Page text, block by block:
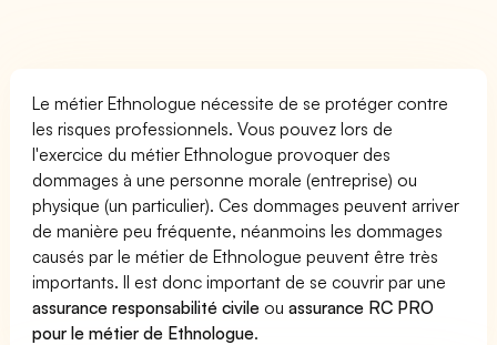
Le métier Ethnologue nécessite de se protéger contre
les risques professionnels. Vous pouvez lors de
l'exercice du métier Ethnologue provoquer des
dommages à une personne morale (entreprise) ou
physique (un particulier). Ces dommages peuvent arriver
de manière peu fréquente, néanmoins les dommages
causés par le métier de Ethnologue peuvent être très
importants. Il est donc important de se couvrir par une
assurance responsabilité civile ouassurance RC PRO
pour le métier de Ethnologue.